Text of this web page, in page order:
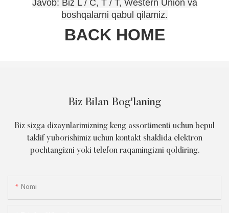
Javob: Biz L / C, T / T, Western Union va
boshqalarni qabul qilamiz.
BACK HOME
Biz Bilan Bog'laning
Biz sizga dizaynlarimizning keng assortimenti uchun bepul
taklif yuborishimiz uchun kontakt shaklida elektron
pochtangizni yoki telefon raqamingizni qoldiring.
Nomi